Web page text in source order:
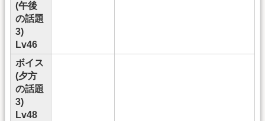
(午後
の話題
3)
Lv46
ボイス
(夕方
の話題
3)
Lv48